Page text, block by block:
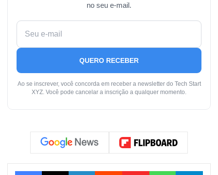
no seu e-mail.
QUERO RECEBER
Ao se inscrever, você concorda em receber a newsletter do Tech Start
XYZ. Você pode cancelar a inscrição a qualquer momento.
FacebookX Linkedin Reddit FlipboardWhatsApp